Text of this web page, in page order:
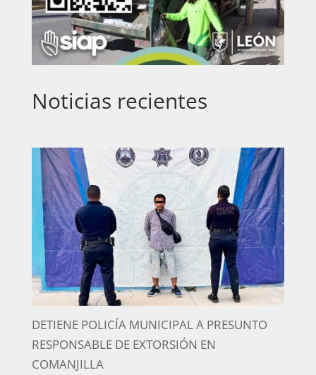
Noticias recientes
DETIENE POLICÍA MUNICIPAL A PRESUNTO
RESPONSABLE DE EXTORSIÓN EN
COMANJILLA